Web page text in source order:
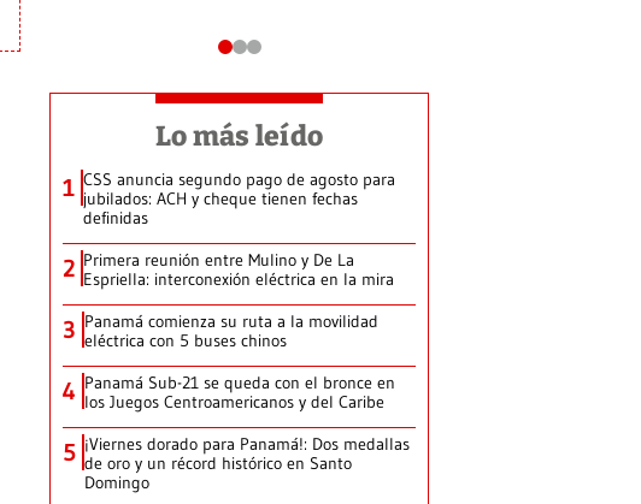
Lo más leído
1 CSS anuncia segundo pago de agosto para
jubilados: ACH y cheque tienen fechas
definidas
2 Primera reunión entre Mulino y De La
Espriella: interconexión eléctrica en la mira
3 Panamá comienza su ruta a la movilidad
eléctrica con 5 buses chinos
4 Panamá Sub-21 se queda con el bronce en
los Juegos Centroamericanos y del Caribe
5 ¡Viernes dorado para Panamá!: Dos medallas
de oro y un récord histórico en Santo
Domingo